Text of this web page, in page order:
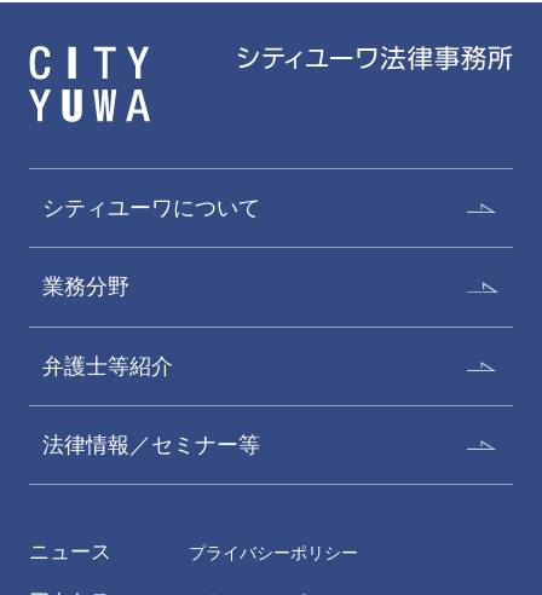
シティユーワについて
業務分野
弁護士等紹介
法律情報／セミナー等
ニュース プライバシーポリシー